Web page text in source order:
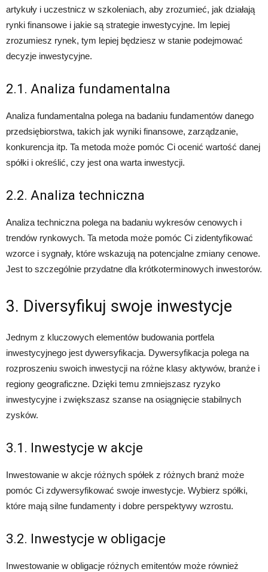
artykuły i uczestnicz w szkoleniach, aby zrozumieć, jak działają
rynki finansowe i jakie są strategie inwestycyjne. Im lepiej
zrozumiesz rynek, tym lepiej będziesz w stanie podejmować
decyzje inwestycyjne.
2.1. Analiza fundamentalna
Analiza fundamentalna polega na badaniu fundamentów danego
przedsiębiorstwa, takich jak wyniki finansowe, zarządzanie,
konkurencja itp. Ta metoda może pomóc Ci ocenić wartość danej
spółki i określić, czy jest ona warta inwestycji.
2.2. Analiza techniczna
Analiza techniczna polega na badaniu wykresów cenowych i
trendów rynkowych. Ta metoda może pomóc Ci zidentyfikować
wzorce i sygnały, które wskazują na potencjalne zmiany cenowe.
Jest to szczególnie przydatne dla krótkoterminowych inwestorów.
3. Diversyfikuj swoje inwestycje
Jednym z kluczowych elementów budowania portfela
inwestycyjnego jest dywersyfikacja. Dywersyfikacja polega na
rozproszeniu swoich inwestycji na różne klasy aktywów, branże i
regiony geograficzne. Dzięki temu zmniejszasz ryzyko
inwestycyjne i zwiększasz szanse na osiągnięcie stabilnych
zysków.
3.1. Inwestycje w akcje
Inwestowanie w akcje różnych spółek z różnych branż może
pomóc Ci zdywersyfikować swoje inwestycje. Wybierz spółki,
które mają silne fundamenty i dobre perspektywy wzrostu.
3.2. Inwestycje w obligacje
Inwestowanie w obligacje różnych emitentów może również